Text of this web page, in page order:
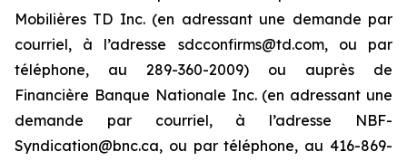
Mobilières TD Inc. (en adressant une demande par
courriel, à l’adresse sdcconfirms@td.com, ou par
téléphone, au 289-360-2009) ou auprès de
Financière Banque Nationale Inc. (en adressant une
demande par courriel, à l’adresse NBF-
Syndication@bnc.ca, ou par téléphone, au 416-869-